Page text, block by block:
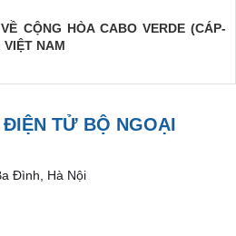
CỘNG HÒA CABO VERDE (CÁP-
VIỆT NAM
TỬ BỘ NGOẠI
Đình, Hà Nội